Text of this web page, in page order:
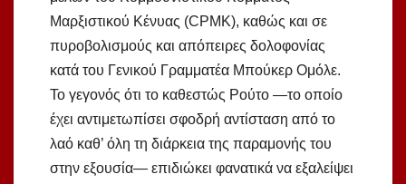
Μαρξιστικού Κένυας (CPMK), καθώς και σε
πυροβολισμούς και απόπειρες δολοφονίας
κατά του Γενικού Γραμματέα Μπούκερ Ομόλε.
Το γεγονός ότι το καθεστώς Ρούτο —το οποίο
έχει αντιμετωπίσει σφοδρή αντίσταση από το
λαό καθ’ όλη τη διάρκεια της παραμονής του
στην εξουσία— επιδιώκει φανατικά να εξαλείψει